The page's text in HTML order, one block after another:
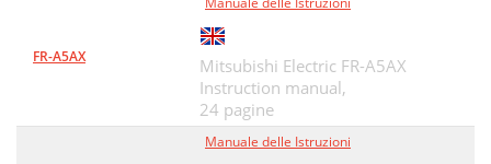
FR-A5AX
Mitsubishi Electric FR-A5AX
Instruction manual,
24 pagine
Manuale delle Istruzioni